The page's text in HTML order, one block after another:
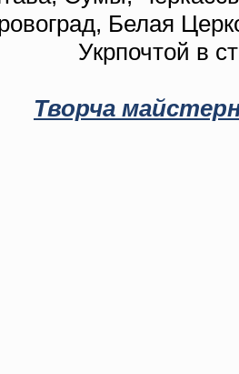
Белая
Укрпочтой в
Творча